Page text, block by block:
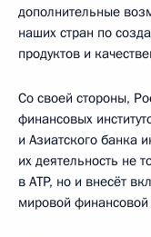
дополнительные
наших стран по
продуктов и
Со своей стороны,
финансовых
и Азиатского банка
их деятельность не
в АТР, но и внесёт
мировой